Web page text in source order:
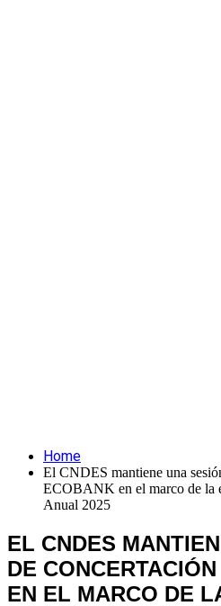
Home
El CNDES mantiene una
ECOBANK en el marco de la
Anual 2025
EL CNDES
DE
EN EL MARCO DE